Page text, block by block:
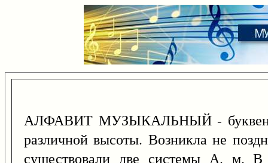
АЛФАВИТ МУЗЫКАЛЬНЫЙ -
различной высоты. Возникла не
существовали две системы А. м.